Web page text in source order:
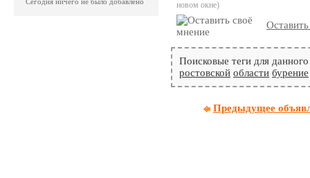
новом окне)
Поисковые теги для
ростовской области бурение
Предыдущее